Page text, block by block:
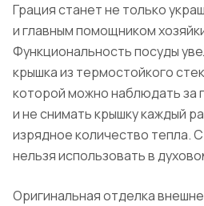
Грация станет не только
и главным помощником
Функциональность посуды
крышка из термостойкого
которой можно наблюдать за
и не снимать крышку каждый
изрядное количество тепла.
нельзя использовать в
Оригинальная отделка